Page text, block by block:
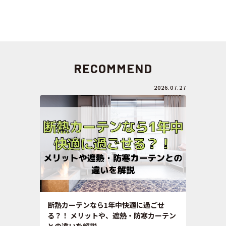
RECOMMEND
2026.07.27
断熱カーテンなら1年中快適に過ごせ
る？！ メリットや、遮熱・防寒カーテン